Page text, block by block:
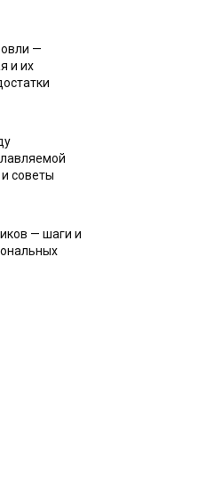
—
и их
советы
— шаги и